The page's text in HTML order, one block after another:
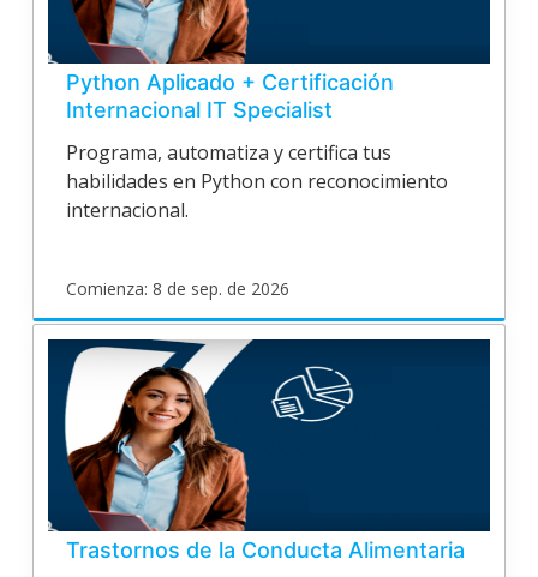
Python Aplicado + Certificación
Internacional IT Specialist
Programa, automatiza y certifica tus
habilidades en Python con reconocimiento
internacional.
Comienza: 8 de sep. de 2026
poligran
EPV26O187
Inicia8
sep.
de
2026
Trastornos de la Conducta Alimentaria